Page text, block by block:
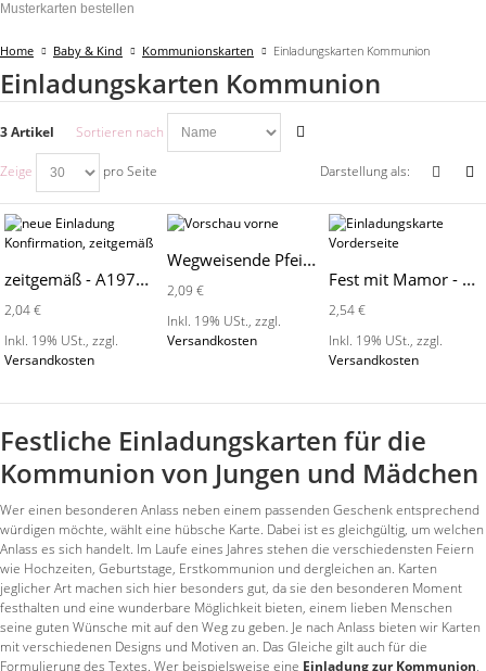
Musterkarten bestellen
Home Baby & Kind Kommunionskarten Einladungskarten Kommunion
Einladungskarten Kommunion
3 Artikel Sortieren nach
Zeige pro Seite Darstellung als:
zeitgemäß - A1978-K
2,04 €
Inkl. 19% USt.,zzgl.
Versandkosten
Wegweisende Pfeile - 689002
2,09 €
Inkl. 19% USt., zzgl.
Versandkosten
Fest mit Mamor - 689033
2,54 €
Inkl. 19% USt.,zzgl.
Versandkosten
Festliche Einladungskarten für die
Kommunion von Jungen und Mädchen
Wer einen besonderen Anlass neben einem passenden Geschenk entsprechend
würdigen möchte, wählt eine hübsche Karte. Dabei ist es gleichgültig, um welchen
Anlass es sich handelt. Im Laufe eines Jahres stehen die verschiedensten Feiern
wie Hochzeiten, Geburtstage, Erstkommunion und dergleichen an. Karten
jeglicher Art machen sich hier besonders gut, da sie den besonderen Moment
festhalten und eine wunderbare Möglichkeit bieten, einem lieben Menschen
seine guten Wünsche mit auf den Weg zu geben. Je nach Anlass bieten wir Karten
mit verschiedenen Designs und Motiven an. Das Gleiche gilt auch für die
Formulierung des Textes. Wer beispielsweise eine Einladung zur Kommunion,